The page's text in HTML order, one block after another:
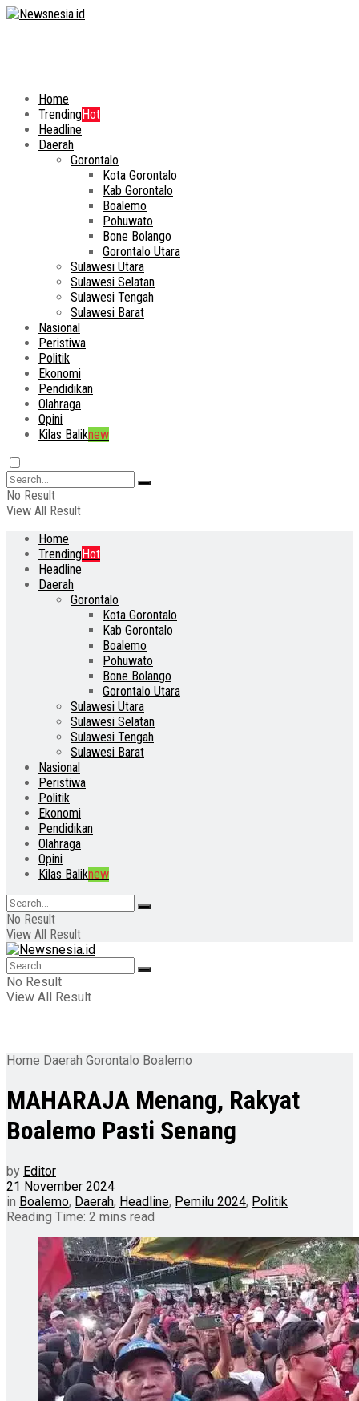
Home
TrendingHot
Headline
Daerah
Gorontalo
Kota Gorontalo
Kab Gorontalo
Boalemo
Pohuwato
Bone Bolango
Gorontalo Utara
Sulawesi Utara
Sulawesi Selatan
Sulawesi Tengah
Sulawesi Barat
Nasional
Peristiwa
Politik
Ekonomi
Pendidikan
Olahraga
Opini
Kilas Baliknew
No Result
View All Result
Home
TrendingHot
Headline
Daerah
Gorontalo
Kota Gorontalo
Kab Gorontalo
Boalemo
Pohuwato
Bone Bolango
Gorontalo Utara
Sulawesi Utara
Sulawesi Selatan
Sulawesi Tengah
Sulawesi Barat
Nasional
Peristiwa
Politik
Ekonomi
Pendidikan
Olahraga
Opini
Kilas Baliknew
No Result
View All Result
No Result
View All Result
Home Daerah Gorontalo Boalemo
MAHARAJA Menang, Rakyat
Boalemo Pasti Senang
by Editor
21 November 2024
in Boalemo, Daerah, Headline, Pemilu 2024, Politik
Reading Time: 2 mins read